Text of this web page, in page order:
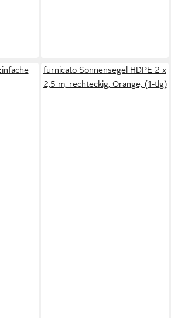
furnicato Sonnensegel HDPE 2 x
2,5 m, rechteckig, Orange, (1-tlg)